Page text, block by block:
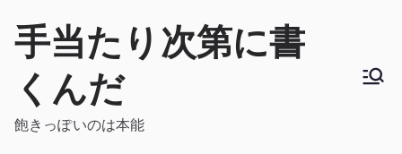
手当たり次第に書
くんだ
飽きっぽいのは本能